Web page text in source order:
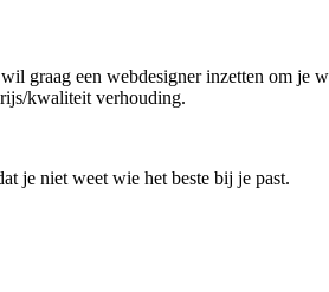
graag een webdesigner inzetten om je
kwaliteit verhouding.
je niet weet wie het beste bij je past.